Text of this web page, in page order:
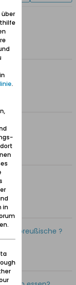
Ostpreußische ?
.
in